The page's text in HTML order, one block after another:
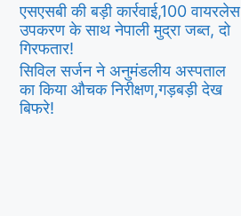
एसएसबी की बड़ी कार्रवाई,100 वायरलेस
उपकरण के साथ नेपाली मुद्रा जब्त, दो
गिरफतार!
सिविल सर्जन ने अनुमंडलीय अस्पताल
का किया औचक निरीक्षण,गड़बड़ी देख
बिफरे!